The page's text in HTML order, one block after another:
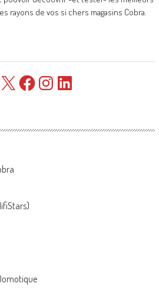
rayons de vos si chers magasins Cobra.
FacebookInstagramLinkedIn